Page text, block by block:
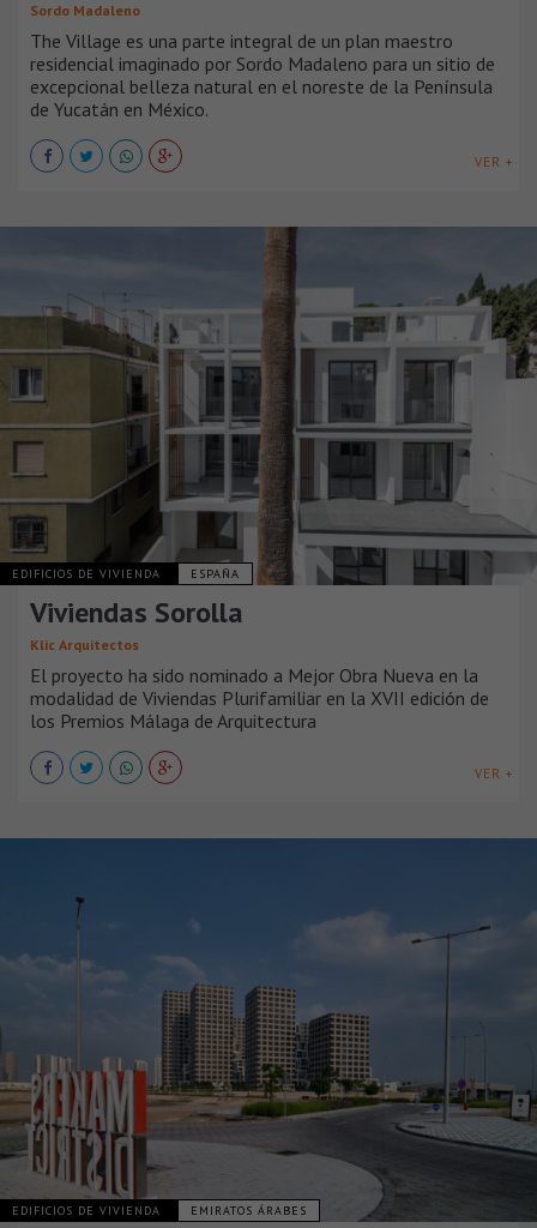
Sordo Madaleno
The Village es una parte integral de un plan maestro
residencial imaginado por Sordo Madaleno para un sitio de
excepcional belleza natural en el noreste de la Península
de Yucatán en México.
VER +
EDIFICIOS DE VIVIENDA ESPAÑA
Viviendas Sorolla
Klic Arquitectos
El proyecto ha sido nominado a Mejor Obra Nueva en la
modalidad de Viviendas Plurifamiliar en la XVII edición de
los Premios Málaga de Arquitectura
VER +
EDIFICIOS DE VIVIENDA EMIRATOS ÁRABES